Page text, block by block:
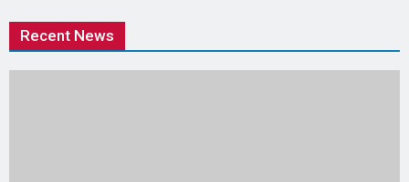
Recent News